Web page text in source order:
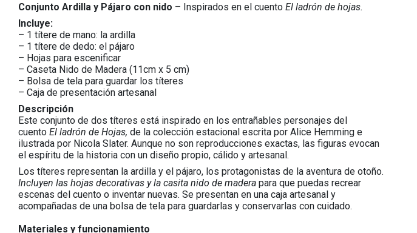
Conjunto Ardilla y Pájaro con nido – Inspirados en el cuento El ladrón de hojas.
Incluye:
– 1 títere de mano: la ardilla
– 1 títere de dedo: el pájaro
– Hojas para escenificar
– Caseta Nido de Madera (11cm x 5 cm)
– Bolsa de tela para guardar los títeres
– Caja de presentación artesanal
Descripción
Este conjunto de dos títeres está inspirado en los entrañables personajes del
cuentoEl ladrón de Hojas, de la colección estacional escrita por Alice Hemming e
ilustrada por Nicola Slater. Aunque no son reproducciones exactas, las figuras evocan
el espíritu de la historia con un diseño propio, cálido y artesanal.
Los títeres representan la ardilla y el pájaro, los protagonistas de la aventura de otoño.
Incluyen las hojas decorativas y la casita nido de maderapara que puedas recrear
escenas del cuento o inventar nuevas. Se presentan en una caja artesanal y
acompañadas de una bolsa de tela para guardarlas y conservarlas con cuidado.
Materiales y funcionamiento